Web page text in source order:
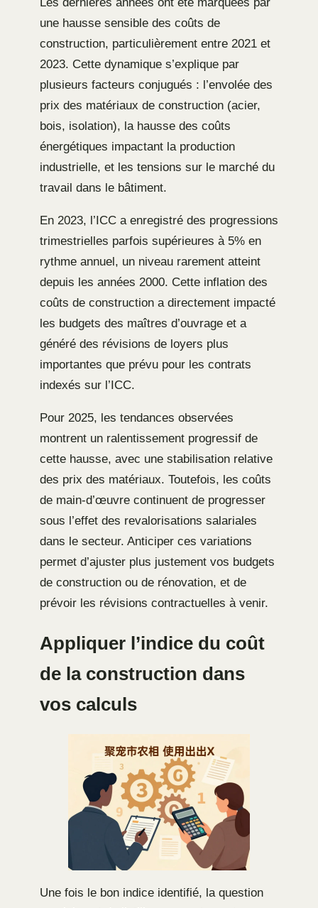
une hausse sensible des coûts de
construction, particulièrement entre 2021 et
2023. Cette dynamique s’explique par
plusieurs facteurs conjugués : l’envolée des
prix des matériaux de construction (acier,
bois, isolation), la hausse des coûts
énergétiques impactant la production
industrielle, et les tensions sur le marché du
travail dans le bâtiment.
En 2023, l’ICC a enregistré des progressions
trimestrielles parfois supérieures à 5% en
rythme annuel, un niveau rarement atteint
depuis les années 2000. Cette inflation des
coûts de construction a directement impacté
les budgets des maîtres d’ouvrage et a
généré des révisions de loyers plus
importantes que prévu pour les contrats
indexés sur l’ICC.
Pour 2025, les tendances observées
montrent un ralentissement progressif de
cette hausse, avec une stabilisation relative
des prix des matériaux. Toutefois, les coûts
de main-d’œuvre continuent de progresser
sous l’effet des revalorisations salariales
dans le secteur. Anticiper ces variations
permet d’ajuster plus justement vos budgets
de construction ou de rénovation, et de
prévoir les révisions contractuelles à venir.
Appliquer l’indice du coût
de la construction dans
vos calculs
Une fois le bon indice identifié, la question